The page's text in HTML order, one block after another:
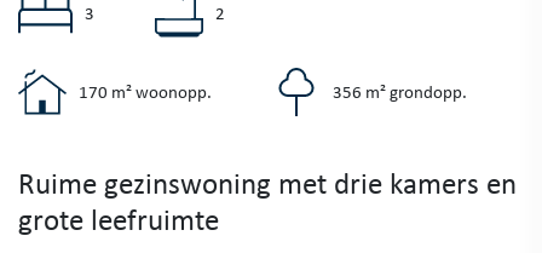
3 2
170 m² woonopp. 356 m² grondopp.
Ruime gezinswoning met drie kamers en
grote leefruimte